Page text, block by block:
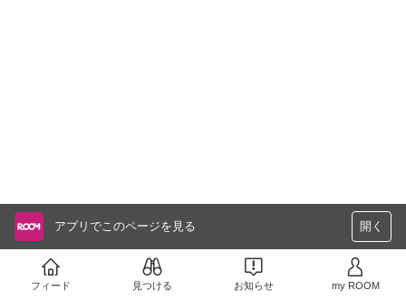
アプリでこのページを見る 開く
フィード 見つける お知らせ my ROOM